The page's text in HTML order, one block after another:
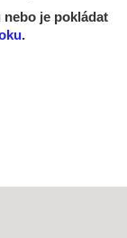
nebo je pokládat
.